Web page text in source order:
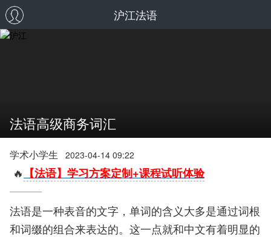
沪江法语
法语高级商务词汇
学术小学生 2023-04-14 09:22
🔥 【法语】学习方案定制+课程试听体验
法语是一种表音的文字，单词的含义大多是通过词根
和词缀的组合来表达的。这一点就和中文有着明显的